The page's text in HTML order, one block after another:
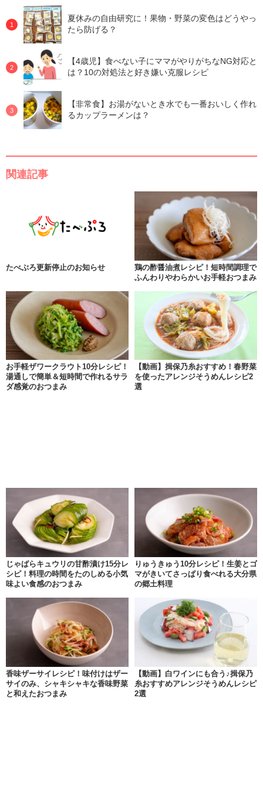
夏休みの自由研究に！果物・野菜の変色はどうやっ
たら防げる？
【4歳児】食べない子にママがやりがちなNG対応と
は？10の対処法と好き嫌い克服レシピ
【非常食】お湯がないとき水でも一番おいしく作れ
るカップラーメンは？
関連記事
たべぷろ更新停止のお知らせ
鶏の酢醤油煮レシピ！短時間調理で
ふんわりやわらかいお手軽おつまみ
お手軽ザワークラウト10分レシピ！
湯通しで簡単＆短時間で作れるサラ
ダ感覚のおつまみ
【動画】揖保乃糸おすすめ！春野菜
を使ったアレンジそうめんレシピ2
選
じゃばらキュウリの甘酢漬け15分レ
シピ！料理の時間をたのしめる小気
味よい食感のおつまみ
りゅうきゅう10分レシピ！生姜とゴ
マがきいてさっぱり食べれる大分県
の郷土料理
香味ザーサイレシピ！味付けはザー
サイのみ、シャキシャキな香味野菜
と和えたおつまみ
【動画】白ワインにも合う♪揖保乃
糸おすすめアレンジそうめんレシピ
2選